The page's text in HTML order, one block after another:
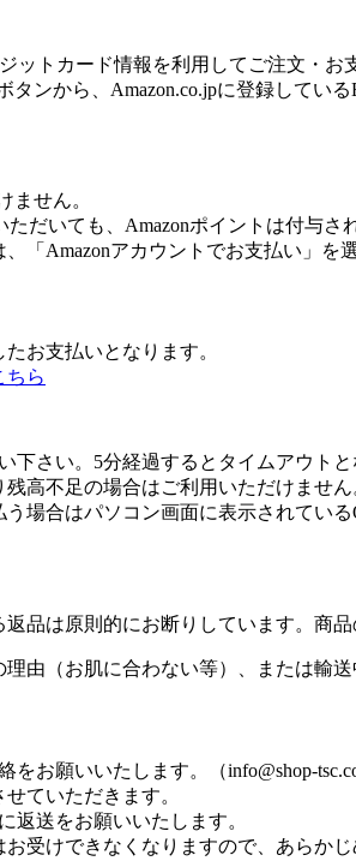
ットカード情報を利用してご注文・お
タンから、Amazon.co.jpに登録して
ません。
だいても、Amazonポイントは付与さ
「Amazonアカウントでお支払い」を
お支払いとなります。
ちら
さい。5分経過するとタイムアウトと
高不足の場合はご利用いただけません
場合はパソコン画面に表示されている
品は原則的にお断りしています。商
由（お肌に合わない等）、または輸
お願いいたします。（info@shop-
ていただきます。
返送をお願いいたします。
受けできなくなりますので、あらか